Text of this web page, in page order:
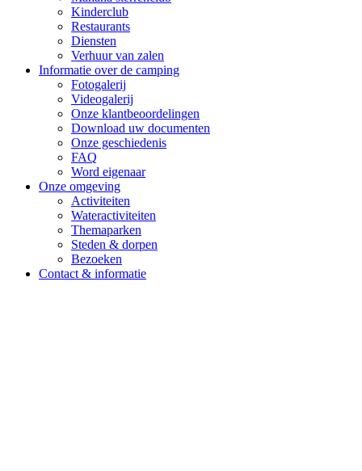
Kinderclub
Restaurants
Diensten
Verhuur van zalen
Informatie over de camping
Fotogalerij
Videogalerij
Onze klantbeoordelingen
Download uw documenten
Onze geschiedenis
FAQ
Word eigenaar
Onze omgeving
Activiteiten
Wateractiviteiten
Themaparken
Steden & dorpen
Bezoeken
Contact & informatie